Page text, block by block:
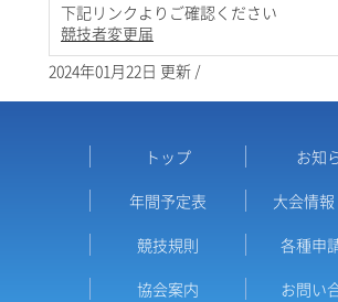
下記リンクよりご確認ください
競技者変更届
2024年01月22日 更新 /
トップ
お知
年間予定表
大会情
競技規則
各種申
協会案内
お問い